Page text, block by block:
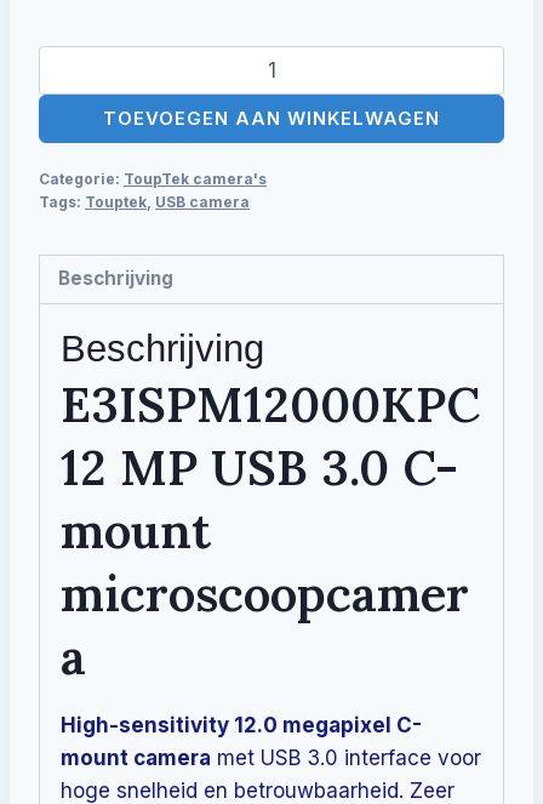
E3ISPM12000KPC
camera
TOEVOEGEN AAN WINKELWAGEN
Categorie: ToupTek camera's
Tags: Touptek USB camera
Beschrijving
Beschrijving
E3ISPM12000KPC
12 MP USB 3.0 C-
mount
microscoopcamer
a
High-sensitivity 12.0 megapixel C-
mount camera met USB 3.0 interface voor
hoge snelheid en betrouwbaarheid. Zeer